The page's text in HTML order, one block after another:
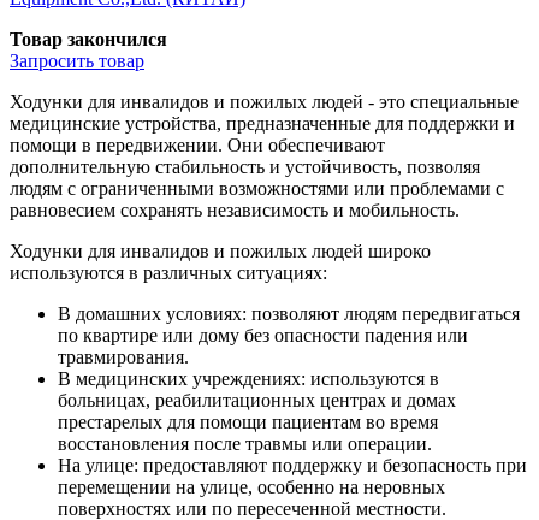
Товар закончился
Запросить товар
Ходунки для инвалидов и пожилых людей - это специальные
медицинские устройства, предназначенные для поддержки и
помощи в передвижении. Они обеспечивают
дополнительную стабильность и устойчивость, позволяя
людям с ограниченными возможностями или проблемами с
равновесием сохранять независимость и мобильность.
Ходунки для инвалидов и пожилых людей широко
используются в различных ситуациях:
В домашних условиях: позволяют людям передвигаться
по квартире или дому без опасности падения или
травмирования.
В медицинских учреждениях: используются в
больницах, реабилитационных центрах и домах
престарелых для помощи пациентам во время
восстановления после травмы или операции.
На улице: предоставляют поддержку и безопасность при
перемещении на улице, особенно на неровных
поверхностях или по пересеченной местности.